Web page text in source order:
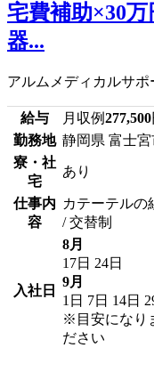
宅費補助×30
器...
アルムメディカルサポ
給与 月収例277,500
勤務地 静岡県 富士宮
寮・社
宅
あり
仕事内
容
カテーテルの
/ 交替制
入社日
8月
17日 24日
9月
1日 7日 14日
※目安になり
ださい